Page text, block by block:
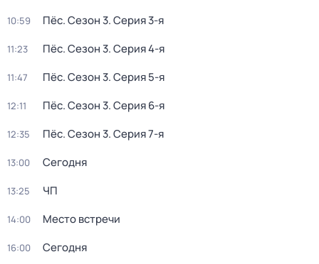
10:59 Пёс. Сезон 3. Серия 3-я
11:23 Пёс. Сезон 3. Серия 4-я
11:47 Пёс. Сезон 3. Серия 5-я
12:11 Пёс. Сезон 3. Серия 6-я
12:35 Пёс. Сезон 3. Серия 7-я
13:00 Сегодня
13:25 ЧП
14:00 Место встречи
16:00 Сегодня